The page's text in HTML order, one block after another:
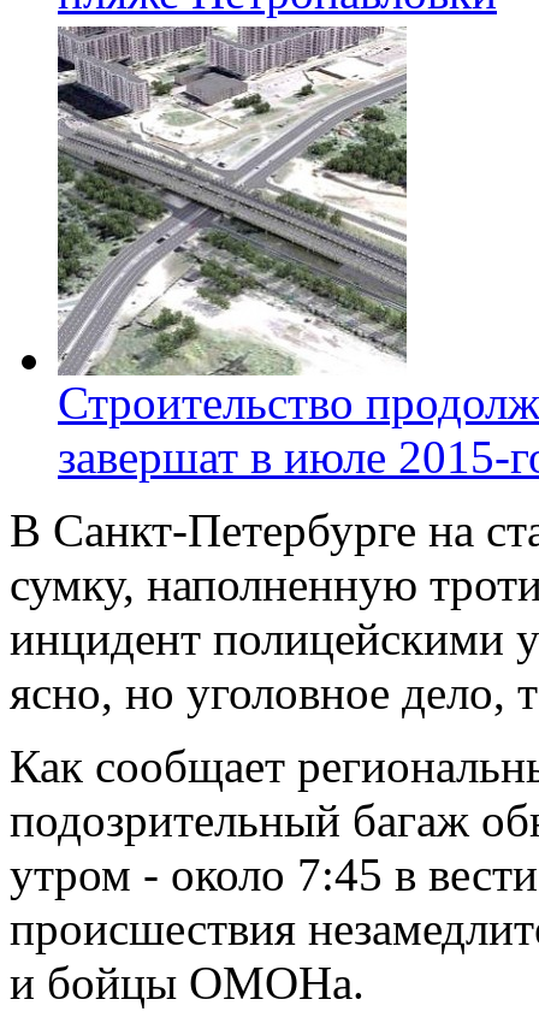
Строительство
завершат в июле 2015-
В Санкт-Петербурге на
сумку, наполненную
инцидент полицейскими
ясно, но уголовное дело,
Как сообщает
подозрительный багаж
утром - около 7:45 в
происшествия
и бойцы ОМОНа.